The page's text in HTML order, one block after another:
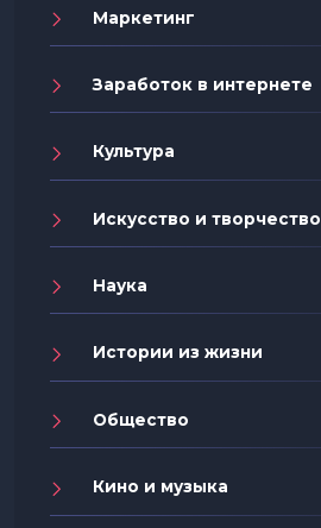
Маркетинг
Заработок в интернете
Культура
Искусство и творчество
Наука
Истории из жизни
Общество
Кино и музыка